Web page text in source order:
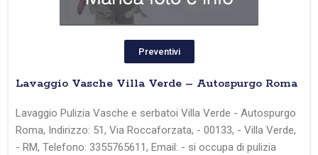
Preventivi
Lavaggio Vasche Villa Verde – Autospurgo Roma
Lavaggio Pulizia Vasche e serbatoi Villa Verde - Autospurgo
Roma, Indirizzo: 51, Via Roccaforzata, - 00133, - Villa Verde,
- RM, Telefono: 3355765611, Email: - si occupa di pulizia